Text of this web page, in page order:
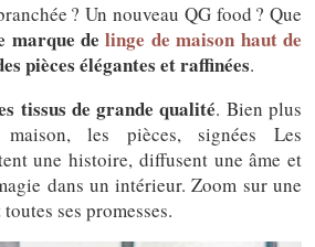
? Un nouveau QG food ? Que
marque delinge de maison haut de
pièces élégantes et raffinées.
tissus de grande qualité. Bien plus
les pièces, signées Les
une histoire, diffusent une âme et
dans un intérieur. Zoom sur une
ses promesses.